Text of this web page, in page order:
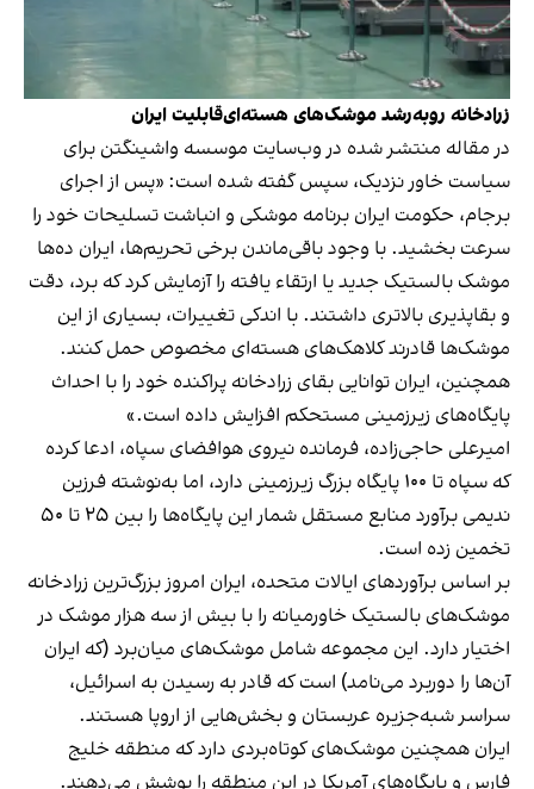
زرادخانه روبه‌رشد موشک‌های هسته‌ای‌قابلیت ایران
در مقاله منتشر شده در وب‌سایت موسسه واشینگتن برای
سیاست خاور نزدیک، سپس گفته شده است: «پس از اجرای
برجام، حکومت ایران برنامه موشکی و انباشت تسلیحات خود را
سرعت بخشید. با وجود باقی‌ماندن برخی تحریم‌ها، ایران ده‌ها
موشک بالستیک جدید یا ارتقاء یافته را آزمایش کرد که برد، دقت
و بقاپذیری بالاتری داشتند. با اندکی تغییرات، بسیاری از این
موشک‌ها قادرند کلاهک‌های هسته‌ای مخصوص حمل کنند.
همچنین، ایران توانایی بقای زرادخانه پراکنده خود را با احداث
پایگاه‌های زیرزمینی مستحکم افزایش داده است.»
امیرعلی حاجی‌زاده، فرمانده نیروی هوافضای سپاه، ادعا کرده
که سپاه تا ۱۰۰ پایگاه بزرگ زیرزمینی دارد، اما به‌نوشته فرزین
ندیمی برآورد منابع مستقل شمار این پایگاه‌ها را بین ۲۵ تا ۵۰
تخمین زده است.
بر اساس برآوردهای ایالات متحده، ایران امروز بزرگ‌ترین زرادخانه
موشک‌های بالستیک خاورمیانه را با بیش از سه هزار موشک در
اختیار دارد. این مجموعه شامل موشک‌های میان‌برد (که ایران
آن‌ها را دوربرد می‌نامد) است که قادر به رسیدن به اسرائیل،
سراسر شبه‌جزیره عربستان و بخش‌هایی از اروپا هستند.
ایران همچنین موشک‌های کوتاه‌بردی دارد که منطقه خلیج